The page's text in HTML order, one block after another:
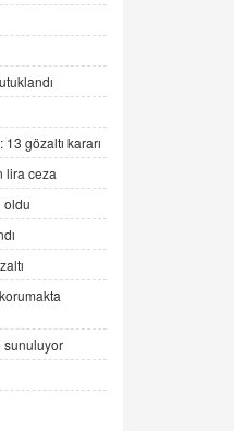
Ziyaret Etse...
Vurulan
gözaltı kararı
lira ceza
oldu
sunuluyor